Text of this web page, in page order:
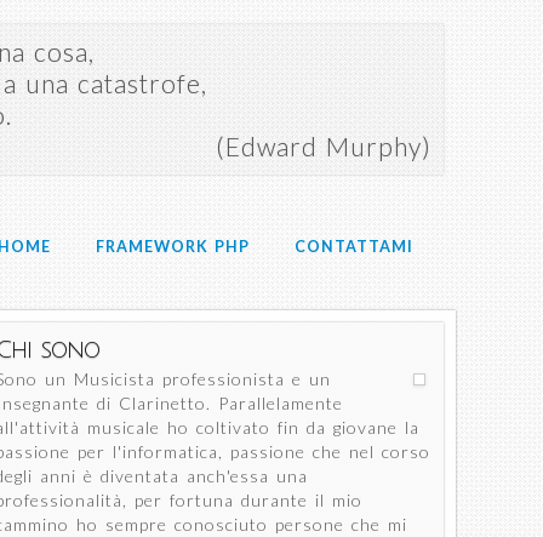
cosa,
una catastrofe,
(Edward Murphy)
HOME FRAMEWORK PHP CONTATTAMI
sono
un Musicista professionista e un
di Clarinetto. Parallelamente
musicale ho coltivato fin da giovane la
per l'informatica, passione che nel corso
anni è diventata anch'essa una
per fortuna durante il mio
ho sempre conosciuto persone che mi